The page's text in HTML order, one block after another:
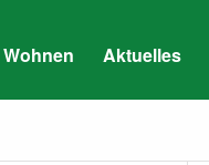
Wohnen Aktuelles